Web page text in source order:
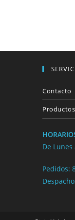
Contacto
Productos
De Lunes
Pedidos: